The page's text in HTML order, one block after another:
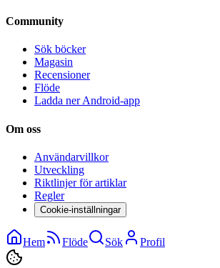
Community
Sök böcker
Magasin
Recensioner
Flöde
Ladda ner Android-app
Om oss
Användarvillkor
Utveckling
Riktlinjer för artiklar
Regler
Cookie-inställningar
Hem Flöde Sök Profil